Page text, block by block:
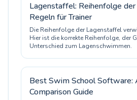
Lagenstaffel: Reihenfolge der
Regeln für Trainer
Die Reihenfolge der Lagenstaffel
Hier ist die korrekte Reihenfolge, der
Unterschied zum Lagenschwimmen.
Best Swim School Software:
Comparison Guide